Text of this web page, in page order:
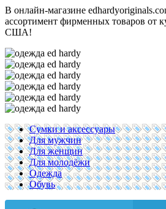
В онлайн-магазине
ассортимент фирменных товаров от
США!
Сумки и аксессуары
Для мужчин
Для женщин
Для молодёжи
Одежда
Обувь